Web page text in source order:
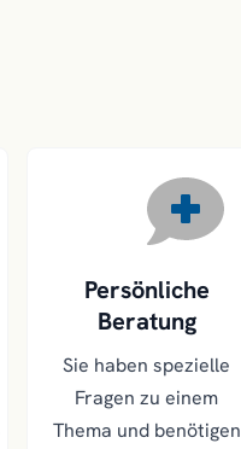
Persönliche
Beratung
Sie haben spezielle
Fragen zu einem
Thema und benötigen